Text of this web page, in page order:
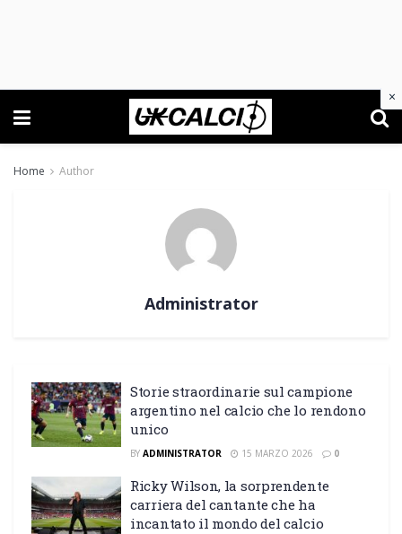
Home Author
Administrator
Storie straordinarie sul campione
argentino nel calcio che lo rendono
unico
BY ADMINISTRATOR 15 MARZO 2026 0
Ricky Wilson, la sorprendente
carriera del cantante che ha
incantato il mondo del calcio
×